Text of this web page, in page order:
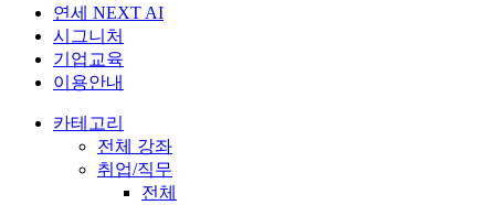
연세 NEXT AI
시그니처
기업교육
이용안내
카테고리
전체 강좌
취업/직무
전체